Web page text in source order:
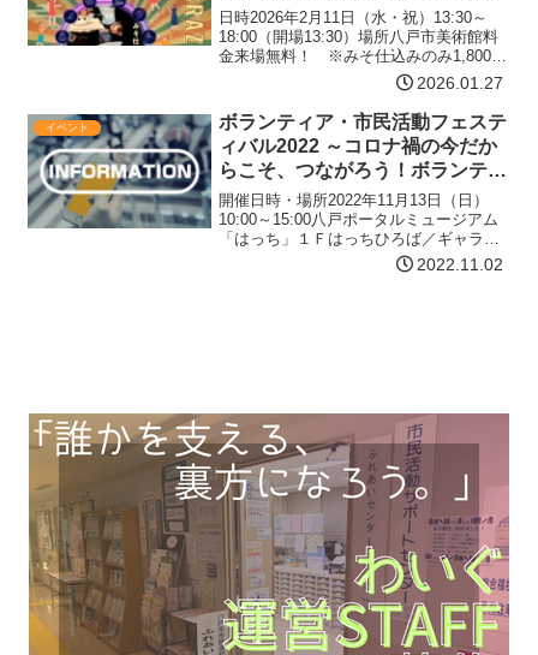
CRAZY FES 2026
日時2026年2月11日（水・祝）13:30～
18:00（開場13:30）場所八戸市美術館料
金来場無料！ ※みそ仕込みのみ1,800円
要事前申込チラシ下記リンクをご確認く
ださい。お問い合わせ080-5034-
4421（Edulinks）【…【詳細はコチラ】
2026.01.27
イベント
ボランティア・市民活動フェステ
ィバル2022 ～コロナ禍の今だか
らこそ、つながろう！ボランティ
ア～
開催日時・場所2022年11月13日（日）
10:00～15:00八戸ポータルミュージアム
「はっち」１Ｆはっちひろば／ギャラリ
ー１／シアター１／番町スクエア特別企
画 オープニングステージ挨拶 10:00～
2022.11.02